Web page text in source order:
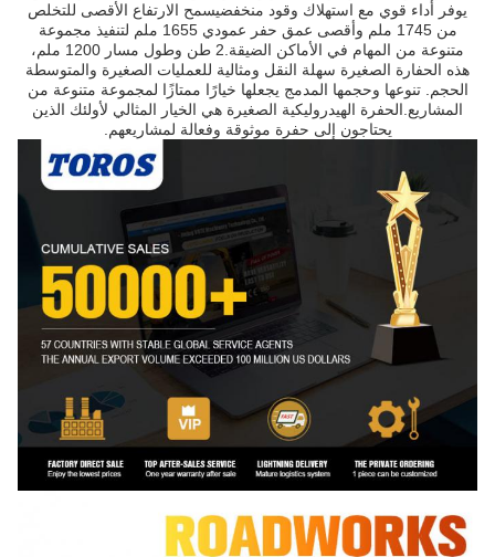
يوفر أداء قوي مع استهلاك وقود منخفضيسمح الارتفاع الأقصى للتخلص
من 1745 ملم وأقصى عمق حفر عمودي 1655 ملم لتنفيذ مجموعة
متنوعة من المهام في الأماكن الضيقة.2 طن وطول مسار 1200 ملم،
هذه الحفارة الصغيرة سهلة النقل ومثالية للعمليات الصغيرة والمتوسطة
الحجم. تنوعها وحجمها المدمج يجعلها خيارًا ممتازًا لمجموعة متنوعة من
المشاريع.الحفرة الهيدروليكية الصغيرة هي الخيار المثالي لأولئك الذين
يحتاجون إلى حفرة موثوقة وفعالة لمشاريعهم.